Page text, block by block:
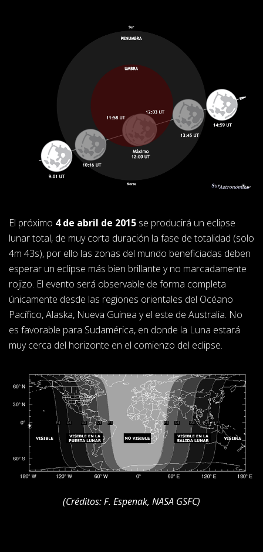
El próximo 4 de abril de 2015 se producirá un eclipse
lunar total, de muy corta duración la fase de totalidad (solo
4m 43s), por ello las zonas del mundo beneficiadas deben
esperar un eclipse más bien brillante y no marcadamente
rojizo. El evento será observable de forma completa
únicamente desde las regiones orientales del Océano
Pacífico, Alaska, Nueva Guinea y el este de Australia. No
es favorable para Sudamérica, en donde la Luna estará
muy cerca del horizonte en el comienzo del eclipse.
(Créditos: F. Espenak, NASA GSFC)